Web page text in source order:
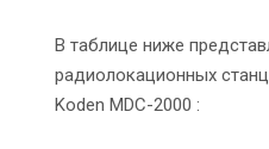
В таблице ниже
радиолокационных
Koden MDC-2000 :